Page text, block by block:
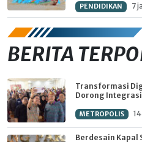
PENDIDIKAN 7
BERITA
Transformasi
Dorong Integrasi
METROPOLIS
Berdesain Kapal